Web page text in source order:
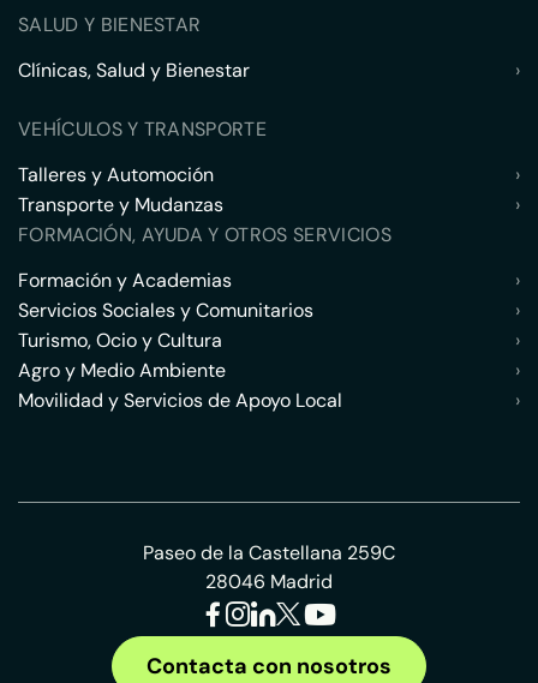
SALUD Y BIENESTAR
Clínicas, Salud y Bienestar
›
VEHÍCULOS Y TRANSPORTE
Talleres y Automoción
›
Transporte y Mudanzas
›
FORMACIÓN, AYUDA Y OTROS SERVICIOS
Formación y Academias
›
Servicios Sociales y Comunitarios
›
Turismo, Ocio y Cultura
›
Agro y Medio Ambiente
›
Movilidad y Servicios de Apoyo Local
›
Paseo de la Castellana 259C
28046 Madrid
Contacta con nosotros